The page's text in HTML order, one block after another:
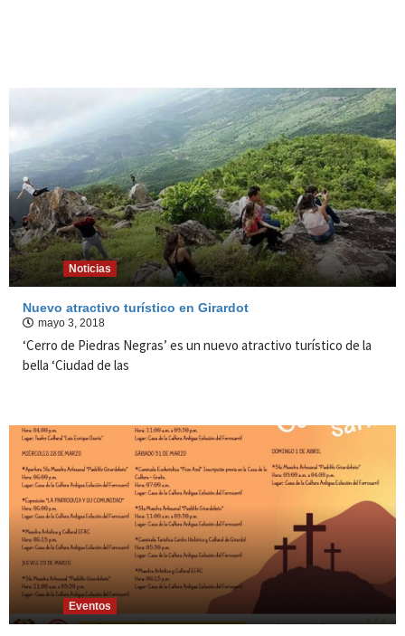
Noticias
Nuevo atractivo turístico en Girardot
mayo 3, 2018
‘Cerro de Piedras Negras’ es un nuevo atractivo turístico de la
bella ‘Ciudad de las
Eventos